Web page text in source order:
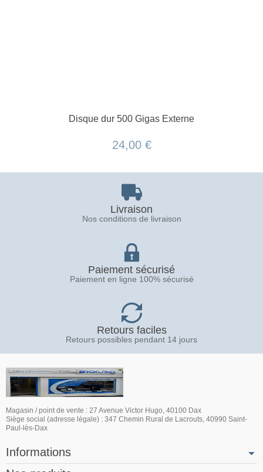
Disque dur 500 Gigas Externe
24,00 €
Livraison
Nos conditions de livraison
Paiement sécurisé
Paiement en ligne 100% sécurisé
Retours faciles
Retours possibles pendant 14 jours
Magasin / point de vente : 27 Avenue Victor Hugo, 40100 Dax
Siège social (adresse légale) : 347 Chemin Rural de Lacrouts, 40990 Saint-
Paul-lès-Dax
Informations